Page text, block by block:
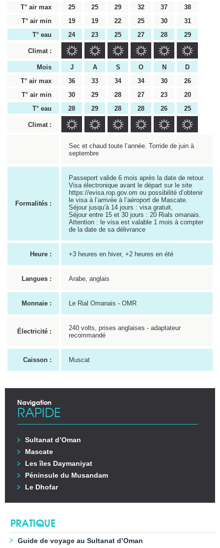
T° air max
25 25 29 32 37
38
T° air min
19 19 22 25 30
31
T° eau
24 23 25 27 28 29
Climat :
Mois J A S O N
D
T° air max
36 33 34 34 30
26
T° air min
30 29 28 27 23
20
T° eau
28 29 28 28 26 25
Climat :
Sec et chaud toute l’année. Torride de juin à
septembre
Formalités :
Passeport valide 6 mois après la date de retour.
Visa électronique avant le départ sur le site
https://evisa.rop.gov.om ou possibilité d’obtenir
le visa à l’arrivée à l’aéroport de Mascate.
Séjour jusqu’à 14 jours : visa gratuit,
Séjour entre 15 et 30 jours : 20 Rials omanais.
Attention : le visa est valable 1 mois à compter
de la date de sa délivrance
Heure : +3 heures en hiver, +2 heures en été
Langues : Arabe, anglais
Monnaie : Le Rial Omanais - OMR
Électricité :
240 volts, prises anglaises - adaptateur
recommandé
Caisson : Muscat
Navigation
RAPIDE
Sultanat d’Oman
Mascate
Les îles Daymaniyat
Péninsule du Musandam
Le Dhofar
PRATIQUE
Guide de voyage au Sultanat d’Oman